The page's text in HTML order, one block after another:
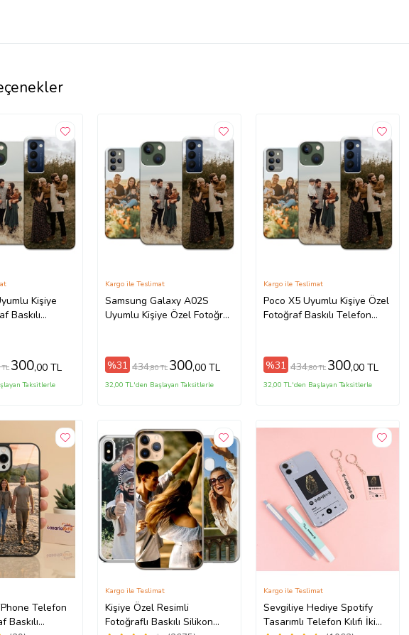
Kişiye
Baskılı
TL 300,00 TL
Taksitlerle
Samsung Galaxy A02S
Uyumlu Kişiye Özel Fotoğraf
Kargo ile Teslimat
%31 434,80 TL 300,00 TL
32,00 TL'den Başlayan Taksitlerle
Poco X5 Uyumlu Kişiye Özel
Fotoğraf Baskılı Telefon
Kargo ile Teslimat
%31 434,80 TL 300,00 TL
32,00 TL'den Başlayan Taksitlerle
Telefon
Baskılı
Kişiye Özel Resimli
Fotoğraflı Baskılı Silikon
Kargo ile Teslimat
Sevgiliye Hediye Spotify
Tasarımlı Telefon Kılıfı İki
Kargo ile Teslimat